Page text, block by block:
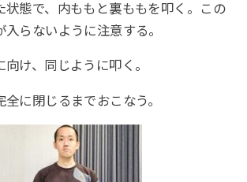
状態で、内ももと裏ももを叩く。この
入らないように注意する。
け、同じように叩く。
全に閉じるまでおこなう。